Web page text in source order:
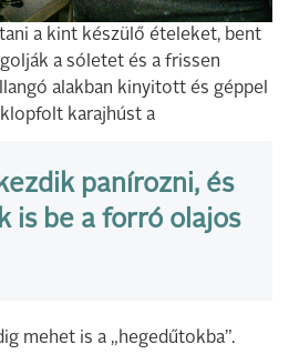
a kint készülő ételeket, bent
a sóletet és a frissen
alakban kinyitott és géppel
karajhúst a
panírozni, és
is be a forró olajos
mehet is a „hegedűtokba”.